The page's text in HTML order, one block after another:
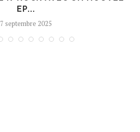
EP...
7 septembre 2025